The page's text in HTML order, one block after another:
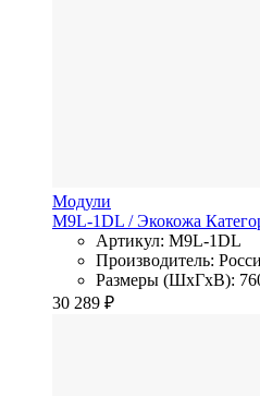
Модули
M9L-1DL / Экокожа
Артикул: M9L-1DL
Производитель:
Размеры (ШхГхВ):
30 289 ₽